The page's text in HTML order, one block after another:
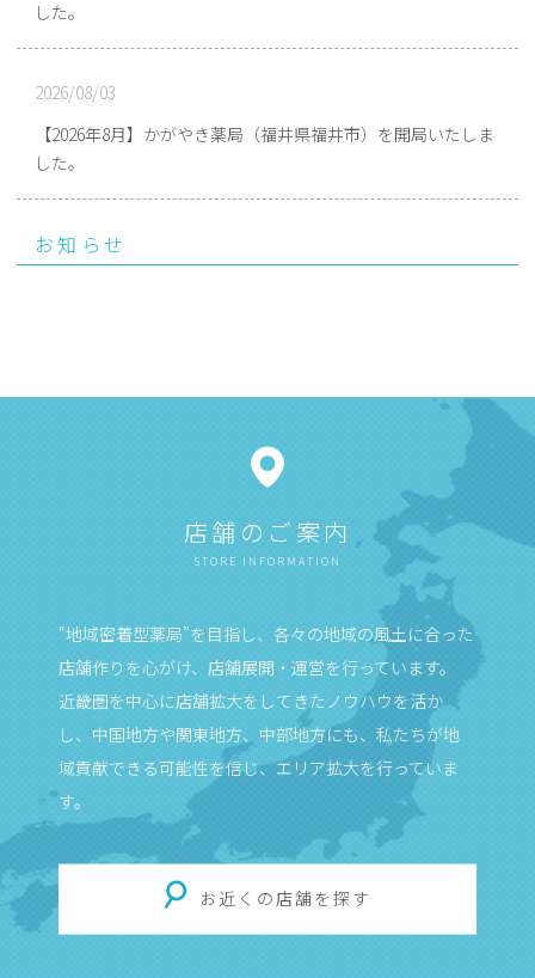
した。
2026/08/03
【2026年8月】かがやき薬局（福井県福井市）を開局いたしま
した。
お知らせ
店舗のご案内
STORE INFORMATION
“地域密着型薬局”を目指し、各々の地域の風土に合った
店舗作りを心がけ、店舗展開・運営を行っています。
近畿圏を中心に店舗拡大をしてきたノウハウを活か
し、中国地方や関東地方、中部地方にも、私たちが地
域貢献できる可能性を信じ、エリア拡大を行っていま
す。
お近くの店舗を探す